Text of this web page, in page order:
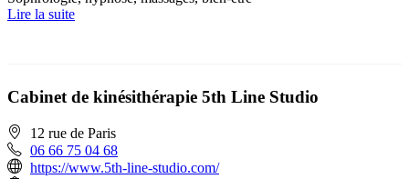
Lire la suite
Cabinet de kinésithérapie 5th Line Studio
12 rue de Paris
06 66 75 04 68
https://www.5th-line-studio.com/